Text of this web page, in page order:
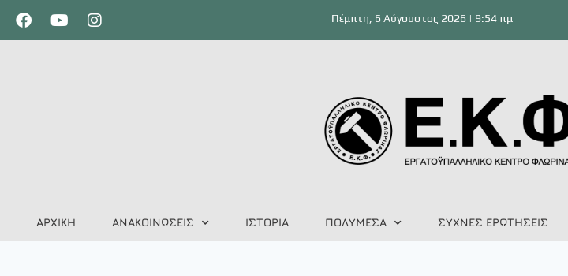
Πέμπτη, 6 Αύγουστος 2026 | 9:54 πμ
ΑΡΧΙΚΗ ΑΝΑΚΟΙΝΩΣΕΙΣ ΙΣΤΟΡΙΑ ΠΟΛΥΜΕΣΑ ΣΥΧΝΕΣ ΕΡΩΤΗΣΕΙΣ